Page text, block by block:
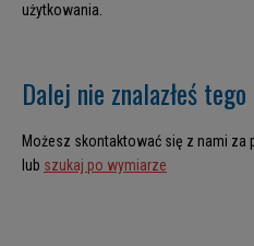
użytkowania.
Dalej nie znalazłeś
Możesz skontaktować się z nami
lub szukaj po wymiarze